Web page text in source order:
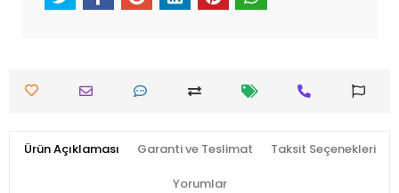
Ürün Açıklaması Garanti ve Teslimat Taksit Seçenekleri
Yorumlar